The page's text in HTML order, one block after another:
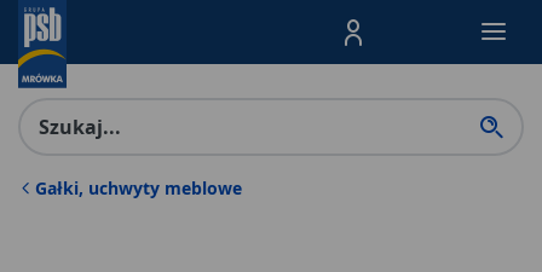
Menu Produktów,
Gałki, uchwyty meblowe